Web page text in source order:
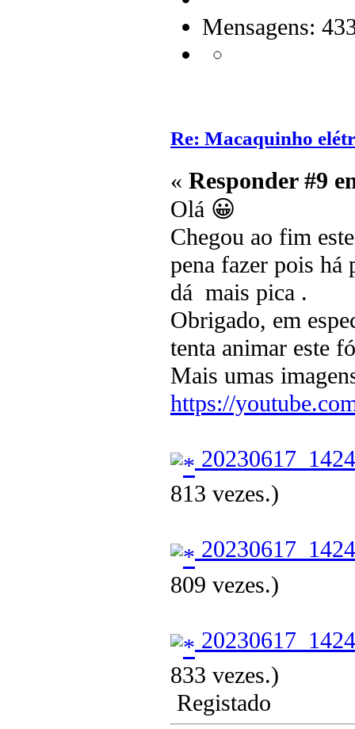
Mensagens:
Re: Macaquinho
« Responder #9
Olá 😀
Chegou ao fim
pena fazer pois há
dá mais pica .
Obrigado, em
tenta animar este
Mais umas
https://
813 vezes.)
809 vezes.)
833 vezes.)
Registado